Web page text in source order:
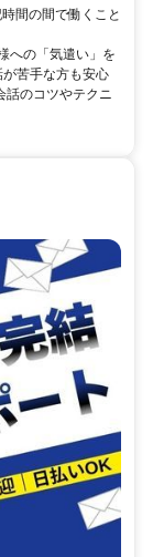
間の間で働くこと
への「気遣い」を
苦手な方も安心
話のコツやテクニ